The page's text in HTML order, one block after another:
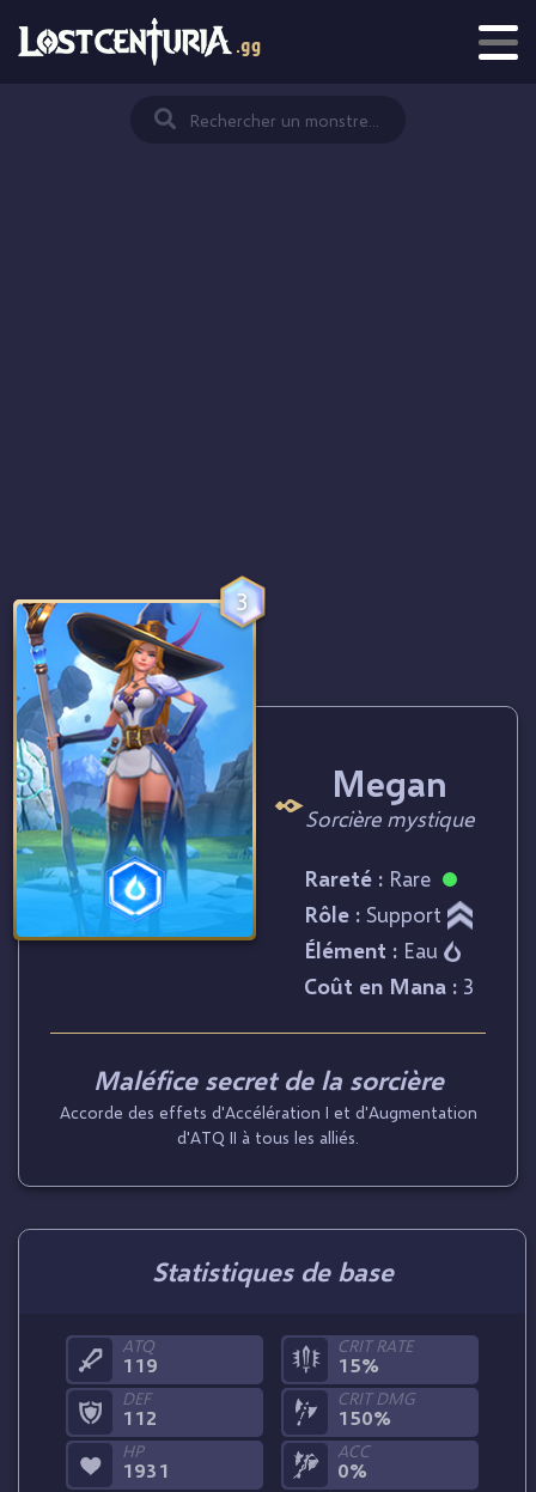
3
Megan
Sorcière mystique
Rareté : Rare
Rôle : Support
Élément : Eau
Coût en Mana : 3
Maléfice secret de la sorcière
Accorde des effets d'Accélération I et d'Augmentation
d'ATQ II à tous les alliés.
Statistiques de base
ATQ
119
DEF
112
HP
1931
CRIT RATE
15%
CRIT DMG
150%
ACC
0%